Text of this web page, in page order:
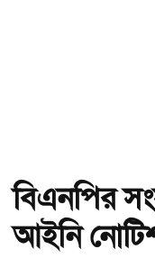
বিএনপির
আইনি